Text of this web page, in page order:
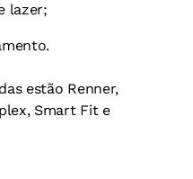
lazer;
estão Renner,
Smart Fit e